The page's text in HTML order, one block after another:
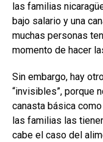
las familias
bajo salario y una
muchas personas
momento de hacer
Sin embargo, hay
“invisibles”, porque
canasta básica
las familias las
cabe el caso del